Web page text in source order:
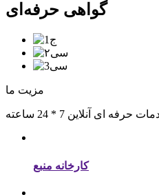
گواهی حرفه‌ای
مزیت ما
حرفه ای آنلاین 7 * 24 ساعته
کارخانه منبع